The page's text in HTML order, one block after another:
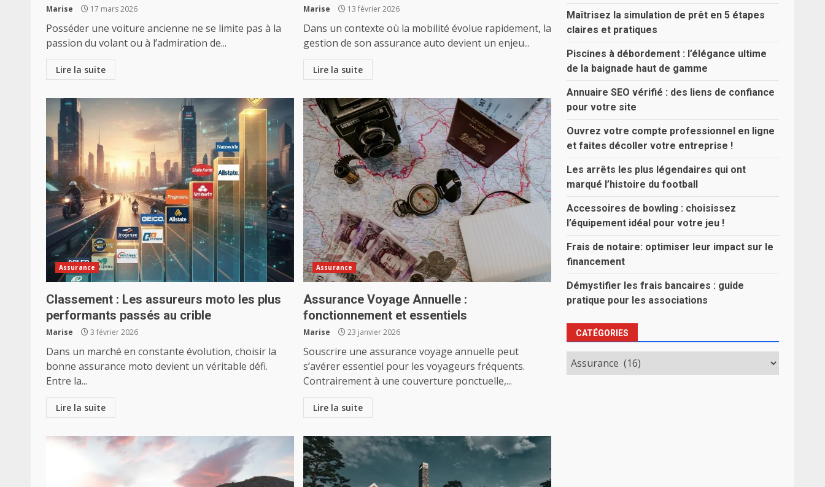
Marise 17 mars 2026
Posséder une voiture ancienne ne se limite pas à la
passion du volant ou à l’admiration de...
Lire la suite
Marise 13 février 2026
Dans un contexte où la mobilité évolue rapidement, la
gestion de son assurance auto devient un enjeu...
Lire la suite
Assurance
Classement : Les assureurs moto les plus
performants passés au crible
Marise 3 février 2026
Dans un marché en constante évolution, choisir la
bonne assurance moto devient un véritable défi.
Entre la...
Lire la suite
Assurance
Assurance Voyage Annuelle :
fonctionnement et essentiels
Marise 23 janvier 2026
Souscrire une assurance voyage annuelle peut
s’avérer essentiel pour les voyageurs fréquents.
Contrairement à une couverture ponctuelle,...
Lire la suite
Maîtrisez la simulation de prêt en 5 étapes
claires et pratiques
Piscines à débordement : l’élégance ultime
de la baignade haut de gamme
Annuaire SEO vérifié : des liens de confiance
pour votre site
Ouvrez votre compte professionnel en ligne
et faites décoller votre entreprise !
Les arrêts les plus légendaires qui ont
marqué l’histoire du football
Accessoires de bowling : choisissez
l’équipement idéal pour votre jeu !
Frais de notaire: optimiser leur impact sur le
financement
Démystifier les frais bancaires : guide
pratique pour les associations
CATÉGORIES
Catégories